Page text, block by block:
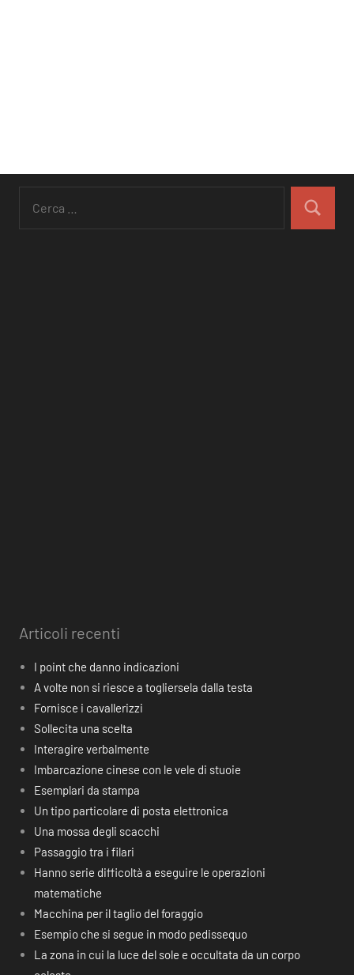
Articoli recenti
I point che danno indicazioni
A volte non si riesce a togliersela dalla testa
Fornisce i cavallerizzi
Sollecita una scelta
Interagire verbalmente
Imbarcazione cinese con le vele di stuoie
Esemplari da stampa
Un tipo particolare di posta elettronica
Una mossa degli scacchi
Passaggio tra i filari
Hanno serie difficoltà a eseguire le operazioni
matematiche
Macchina per il taglio del foraggio
Esempio che si segue in modo pedissequo
La zona in cui la luce del sole e occultata da un corpo